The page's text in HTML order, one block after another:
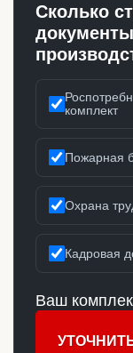
Сколько
комплект
Пожарная
Охрана
Кадровая
Ваш